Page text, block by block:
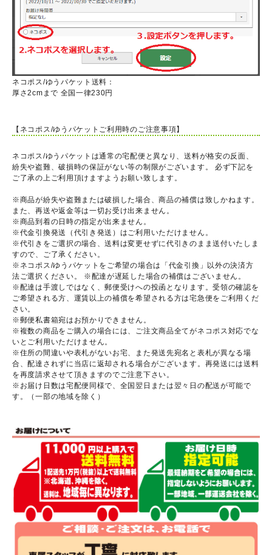
ネコポス/ゆうパケット送料：
厚さ2cmまで 全国一律230円
【ネコポス/ゆうパケットご利用時のご注意事項】
ネコポス/ゆうパケットは通常の宅配便と異なり、送料が格安の反面、
紛失や盗難、破損時の保証がない等の制限がございます。 必ず下記を
ご了承の上ご利用頂けますようお願い致します。
※商品が紛失や盗難または破損した場合、商品の補償は致しかねます。
また、再送や返金等は一切お受け出来ません。
※商品到着の日時の指定が出来ません。
※代金引換発送（代引き発送）はご利用いただけません。
※代引きをご選択の場合、送料は変更せずに代引きのまま送付いたしま
すので、ご了承ください。
※ネコポス/ゆうパケットをご希望の場合は「代金引換」以外の決済方
法ご選択ください。 ※配達が遅延した場合の補償はございません。
※配達は手渡しではなく、郵便受けへの投函となります。受領の確認を
ご希望される方、運賃以上の補償を希望される方は宅急便をご利用くだ
さい。
※郵便私書箱宛はお預かりできません。
※複数の商品をご購入の場合には、ご注文商品全てがネコポス対応でな
いとご利用いただけません。
※住所の間違いや表札がないお宅、また発送先宛名と表札が異なる場
合、配達されずに当店に返却される場合がございます。再発送には送料
を再度請求させて頂きますのでご注意下さい。
※お届け日数は宅配便同様で、全国翌日または翌々日の配送が可能で
す。（一部の地域を除く）